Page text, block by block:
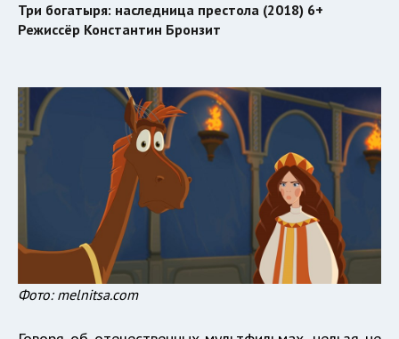
Три богатыря: наследница престола (2018) 6+
Режиссёр Константин Бронзит
Фото: melnitsa.com